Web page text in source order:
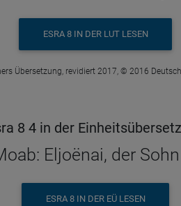
ESRA 8 IN DER LUT LESEN
Übersetzung, revidiert 2017, © 2016
8 4 in der
Eljoënai, der
ESRA 8 IN DER EÜ LESEN